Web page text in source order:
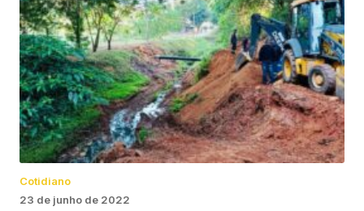
Cotidiano
23 de junho de 2022